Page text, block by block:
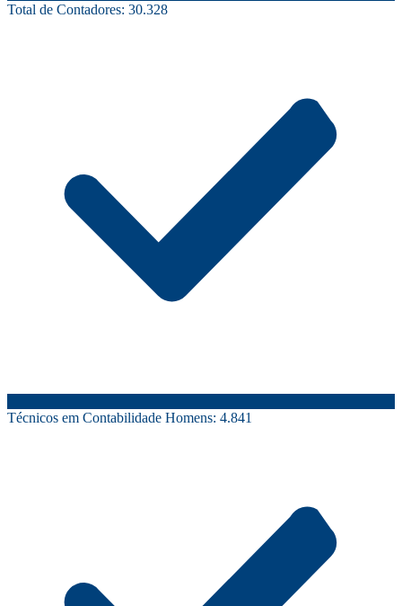
Total de Contadores: 30.328
Técnicos em Contabilidade Homens: 4.841